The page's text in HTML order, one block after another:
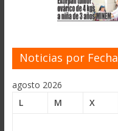
Noticias por Fecha
agosto 2026
L
M X